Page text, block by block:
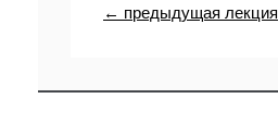
← предыдущая лекция